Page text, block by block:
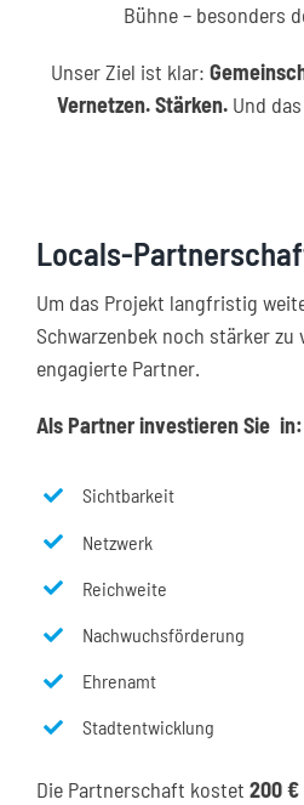
Bühne – besonders
Unser Ziel ist klar:
Vernetzen. Stärken. Und
Locals-
Um das Projekt langfristig
Schwarzenbek noch stärker
engagierte Partner.
Als Partner investieren Sie in:
Sichtbarkeit
Netzwerk
Reichweite
Nachwuchsförderung
Ehrenamt
Stadtentwicklung
Die Partnerschaft kostet 200